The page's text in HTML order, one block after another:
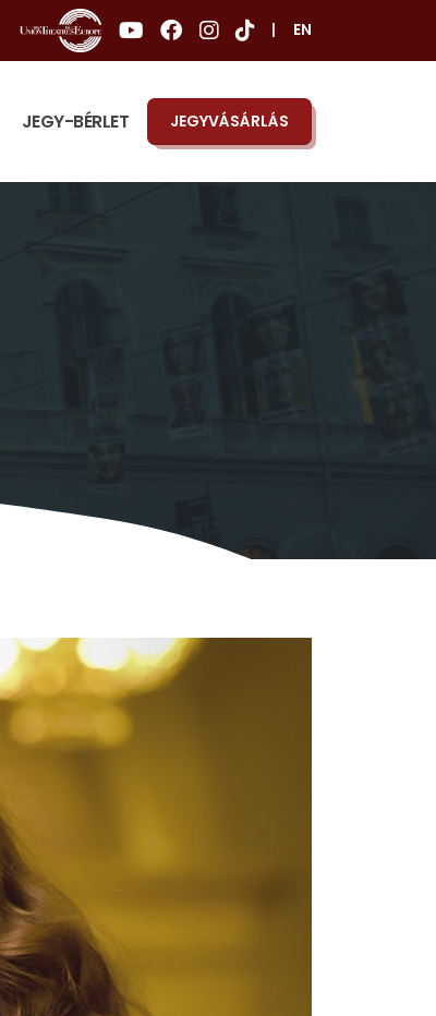
EN
JEGY-BÉRLET JEGYVÁSÁRLÁS